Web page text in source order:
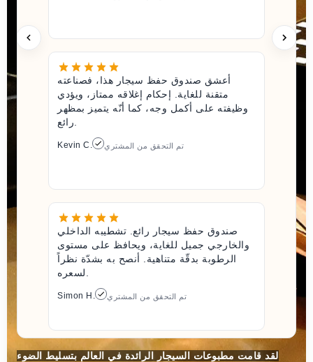
أعشق صندوق حفظ سيجار هذا، فصناعته
متقنة للغاية. إحكام إغلاقه ممتاز، ويؤدي
وظيفته على أكمل وجه، كما أنّه يتميز بمظهر
Kevin C. تم التحقق من المشتري
صندوق حفظ سيجار رائع. تشطيبه الداخلي
والخارجي جميل للغاية، ويحافظ على مستوى
الرطوبة بدقّة متناهية. أنصح به بشدّة نظراً
Simon H. تم التحقق من المشتري
لقد قامت مطبوعات السيجار الرائدة في العالم بتسليط الضوء